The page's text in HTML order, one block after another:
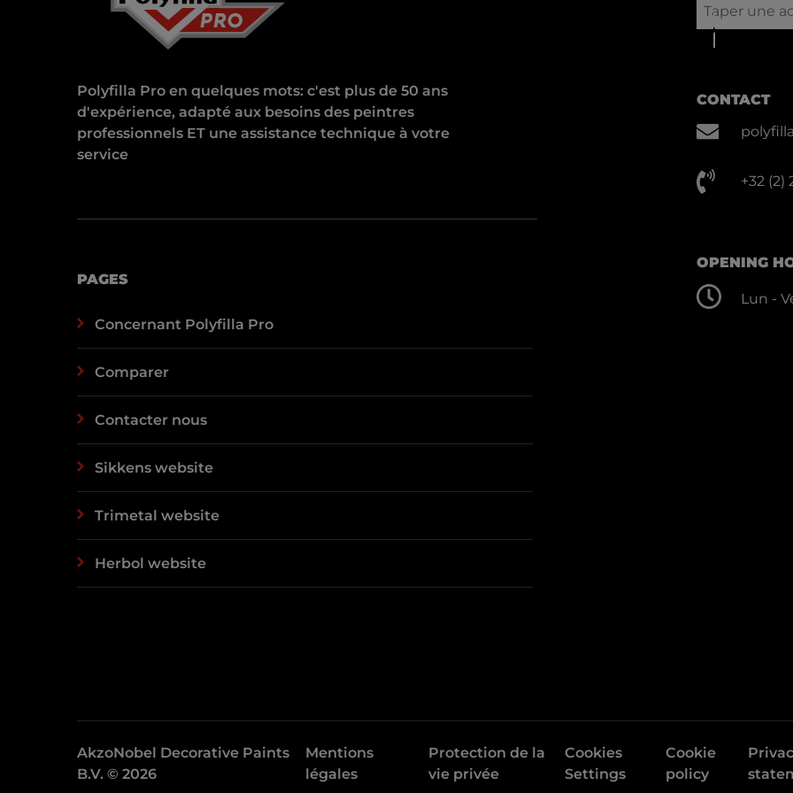
Polyfilla Pro en quelques mots: c'est plus de 50 ans
d'expérience, adapté aux besoins des peintres
professionnels ET une assistance technique à votre
service
PAGES
Concernant Polyfilla Pro
Comparer
Contacter nous
Sikkens website
Trimetal website
Herbol website
CONTACT
+32 (2)
OPENING
Lun -
AkzoNobel Decorative Paints
B.V. © 2026
Mentions
légales
Protection de la
vie privée
Cookies
Settings
Cookie
policy